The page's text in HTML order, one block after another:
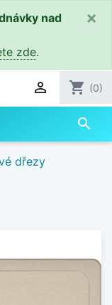
nad
zde.
×
 shopping_cart (0)
search
dřezy